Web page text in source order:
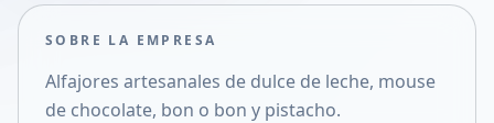
Compartir en X
SOBRE LA EMPRESA
Alfajores artesanales de dulce de leche, mouse
de chocolate, bon o bon y pistacho.